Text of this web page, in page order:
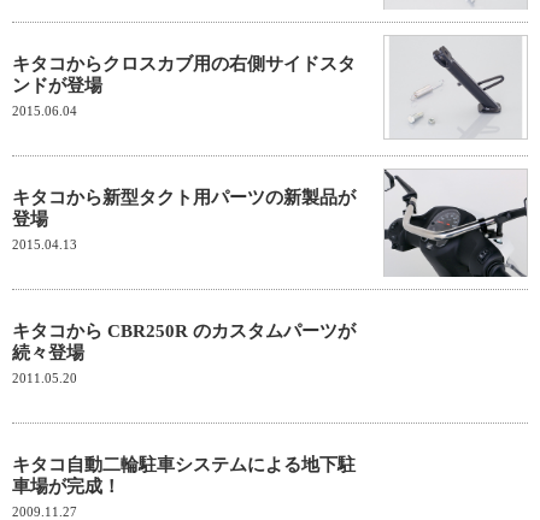
キタコからクロスカブ用の右側サイドスタ
ンドが登場
2015.06.04
キタコから新型タクト用パーツの新製品が
登場
2015.04.13
キタコから CBR250R のカスタムパーツが
続々登場
2011.05.20
キタコ自動二輪駐車システムによる地下駐
車場が完成！
2009.11.27